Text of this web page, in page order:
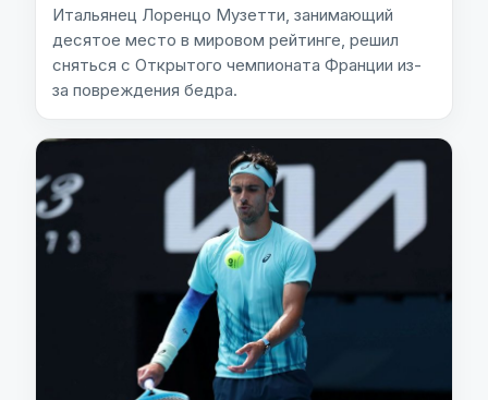
Итальянец Лоренцо Музетти, занимающий
десятое место в мировом рейтинге, решил
сняться с Открытого чемпионата Франции из-
за повреждения бедра.